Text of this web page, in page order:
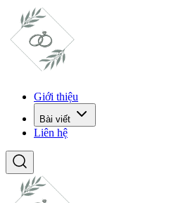
Giới thiệu
Bài viết
Liên hệ